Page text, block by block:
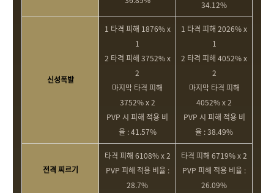
34.12%
신성폭발
1 타격 피해 1876% x
1
2 타격 피해 3752% x
2
마지막 타격 피해
3752% x 2
PVP 시 피해 적용 비
율 : 41.57%
1 타격 피해 2026% x
1
2 타격 피해 4052% x
2
마지막 타격 피해
4052% x 2
PVP 시 피해 적용 비
율 : 38.49%
전격 찌르기
타격 피해 6108% x 2
PVP 피해 적용 비율 :
28.7%
타격 피해 6719% x 2
PVP 피해 적용 비율 :
26.09%